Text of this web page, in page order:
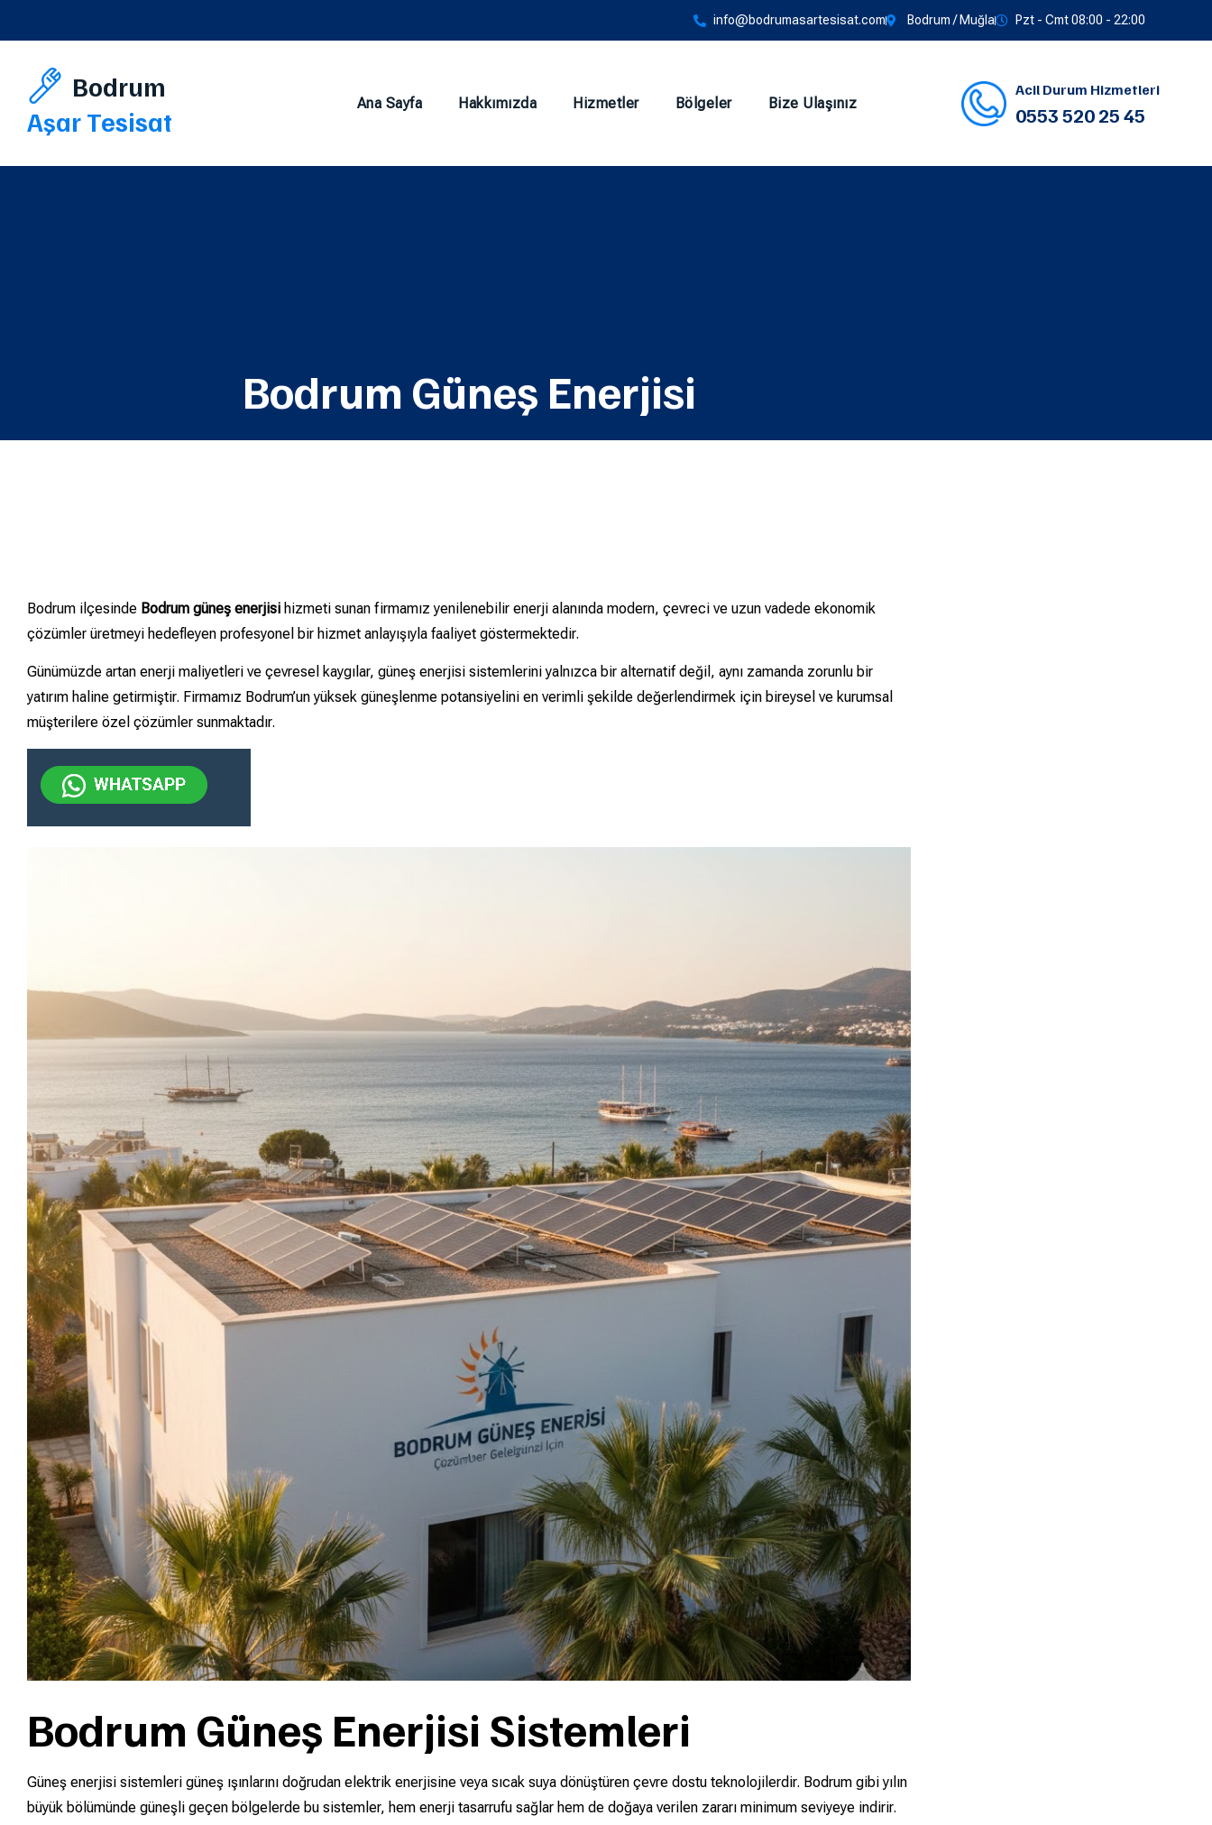
info@bodrumasartesisat.com Bodrum / Muğla Pzt - Cmt 08:00 - 22:00
Bodrum
Aşar Tesisat
Ana Sayfa Hakkımızda Hizmetler Bölgeler Bize Ulaşınız
Acil Durum Hizmetleri
0553 520 25 45
Bodrum Güneş Enerjisi
Bodrum ilçesinde Bodrum güneş enerjisi hizmeti sunan firmamız yenilenebilir enerji alanında modern, çevreci ve uzun vadede ekonomik
çözümler üretmeyi hedefleyen profesyonel bir hizmet anlayışıyla faaliyet göstermektedir.
Günümüzde artan enerji maliyetleri ve çevresel kaygılar, güneş enerjisi sistemlerini yalnızca bir alternatif değil, aynı zamanda zorunlu bir
yatırım haline getirmiştir. Firmamız Bodrum’un yüksek güneşlenme potansiyelini en verimli şekilde değerlendirmek için bireysel ve kurumsal
müşterilere özel çözümler sunmaktadır.
Bodrum Güneş Enerjisi Sistemleri
Güneş enerjisi sistemleri güneş ışınlarını doğrudan elektrik enerjisine veya sıcak suya dönüştüren çevre dostu teknolojilerdir. Bodrum gibi yılın
büyük bölümünde güneşli geçen bölgelerde bu sistemler, hem enerji tasarrufu sağlar hem de doğaya verilen zararı minimum seviyeye indirir.